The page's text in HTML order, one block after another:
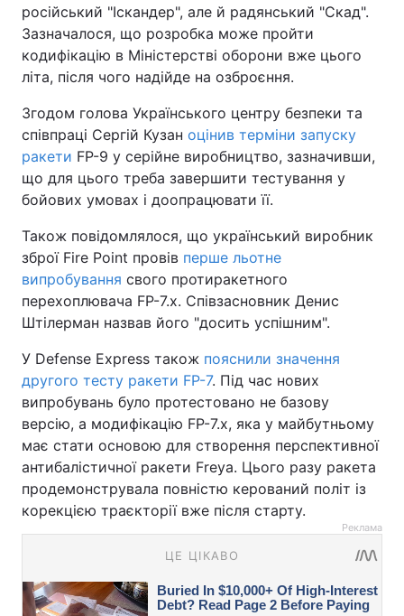
російський "Іскандер", але й радянський "Скад".
Зазначалося, що розробка може пройти
кодифікацію в Міністерстві оборони вже цього
літа, після чого надійде на озброєння.
Згодом голова Українського центру безпеки та
співпраці Сергій Кузан оцінив терміни запуску
ракети FP-9 у серійне виробництво, зазначивши,
що для цього треба завершити тестування у
бойових умовах і доопрацювати її.
Також повідомлялося, що український виробник
зброї Fire Point провів перше льотне
випробування свого протиракетного
перехоплювача FP-7.x. Співзасновник Денис
Штілерман назвав його "досить успішним".
У Defense Express також пояснили значення
другого тесту ракети FP-7. Під час нових
випробувань було протестовано не базову
версію, а модифікацію FP-7.x, яка у майбутньому
має стати основою для створення перспективної
антибалістичної ракети Freya. Цього разу ракета
продемонструвала повністю керований політ із
корекцією траєкторії вже після старту.
Реклама